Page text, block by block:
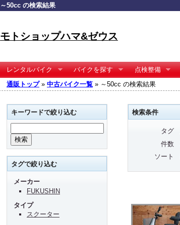
～50cc の検索結果
モトショップハマ&ゼウス
レンタルバイク バイクを探す 点検整備
通販トップ» 中古バイク一覧 » ～50cc の検索結果
検索条件
タグ
件数
ソート
キーワードで絞り込む
タグで絞り込む
メーカー
FUKUSHIN
タイプ
スクーター